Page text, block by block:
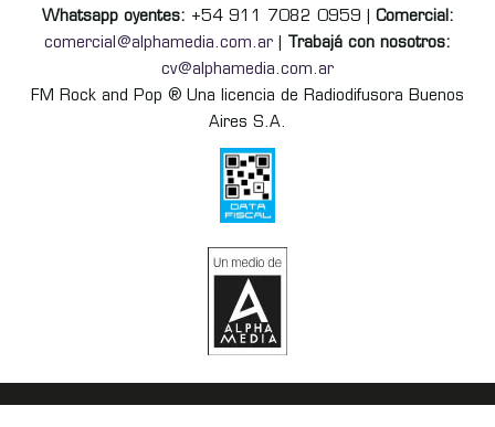
Whatsapp oyentes: +54 911 7082 0959 | Comercial:
comercial@alphamedia.com.ar
Trabajá con nosotros:
cv@alphamedia.com.ar
FM Rock and Pop ® Una licencia de Radiodifusora Buenos
Aires S.A.